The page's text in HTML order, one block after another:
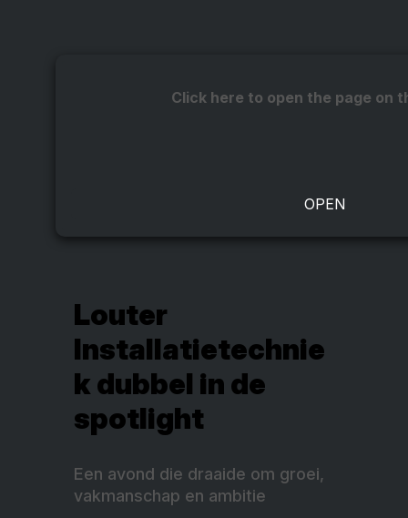
Click here to open the page on
Louter
Installatietechnie
k dubbel in de
spotlight
Een avond die draaide om groei,
vakmanschap en ambitie